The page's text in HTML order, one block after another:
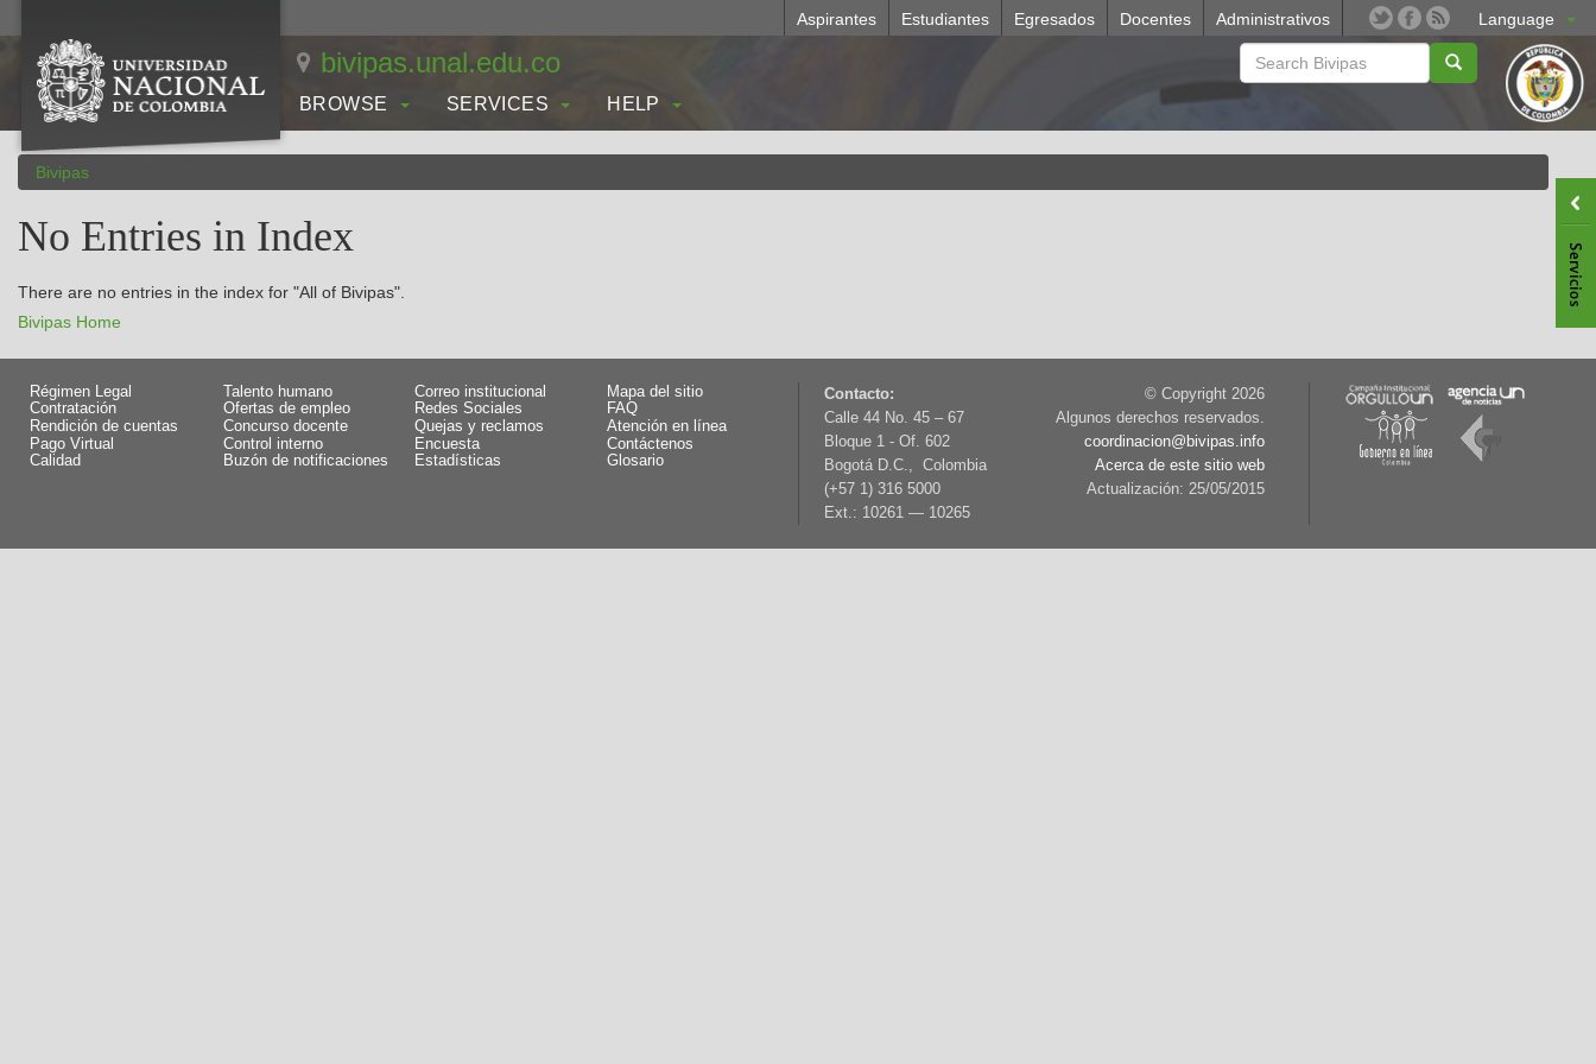
Language
Aspirantes Estudiantes Egresados Docentes Administrativos
bivipas.unal.edu.co
BROWSE SERVICES HELP
Bivipas
No Entries in Index
There are no entries in the index for "All of Bivipas".
Bivipas Home
Régimen Legal
Talento humano
Contratación
Ofertas de empleo
Rendición de cuentas
Concurso docente
Pago Virtual
Control interno
Calidad
Buzón de notificaciones
Correo institucional
Mapa del sitio
Redes Sociales
FAQ
Quejas y reclamos
Atención en línea
Encuesta
Contáctenos
Estadísticas
Glosario
Contacto:
Calle 44 No. 45 – 67
Bloque 1 - Of. 602
Bogotá D.C., Colombia
(+57 1) 316 5000
Ext.: 10261 — 10265
© Copyright 2026
Algunos derechos reservados.
coordinacion@bivipas.info
Acerca de este sitio web
Actualización: 25/05/2015